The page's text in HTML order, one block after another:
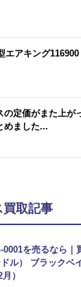
エアキング
の定価がまた上が
めました...
買取記事
0001を売るなら｜
ル） ブラックベ
）